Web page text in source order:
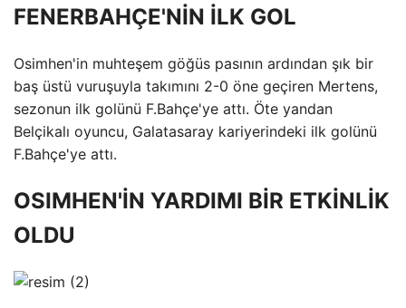
FENERBAHÇE'NİN İLK GOL
Osimhen'in muhteşem göğüs pasının ardından şık bir
baş üstü vuruşuyla takımını 2-0 öne geçiren Mertens,
sezonun ilk golünü F.Bahçe'ye attı. Öte yandan
Belçikalı oyuncu, Galatasaray kariyerindeki ilk golünü
F.Bahçe'ye attı.
OSIMHEN'İN YARDIMI BİR ETKİNLİK
OLDU